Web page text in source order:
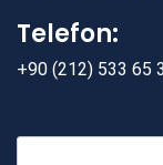
Telefon:
+90 (212) 533 65